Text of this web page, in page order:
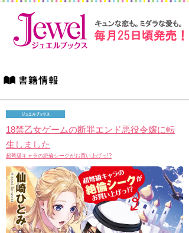
18禁乙女ゲームの断罪エンド悪役令嬢に転
生しました
超弩級キャラの絶倫シークがお買い上げっ!?